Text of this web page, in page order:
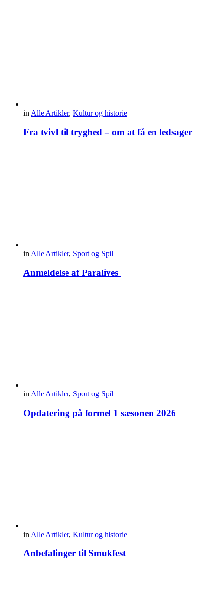
in Alle Artikler, Kultur og historie
Fra tvivl til tryghed – om at få en ledsager
in Alle Artikler, Sport og Spil
Anmeldelse af Paralives
in Alle Artikler, Sport og Spil
Opdatering på formel 1 sæsonen 2026
in Alle Artikler, Kultur og historie
Anbefalinger til Smukfest